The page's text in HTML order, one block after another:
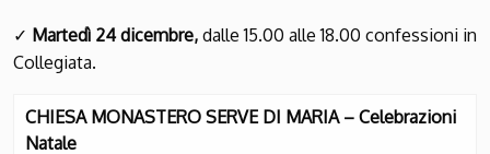
✓ Martedì 24 dicembre, dalle 15.00 alle 18.00 confessioni in
Collegiata.
CHIESA MONASTERO SERVE DI MARIA – Celebrazioni
Natale